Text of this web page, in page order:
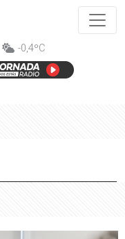
-0,4ºC